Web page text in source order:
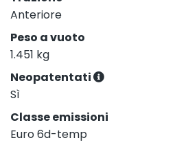
Anteriore
Peso a vuoto
1.451 kg
Neopatentati
Sì
Classe emissioni
Euro 6d-temp